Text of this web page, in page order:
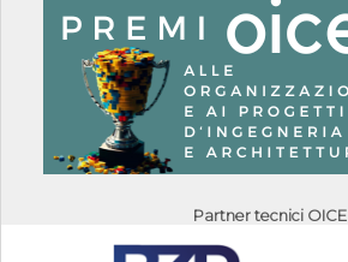
Partner tecnici OICE